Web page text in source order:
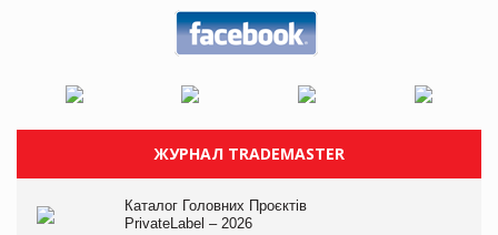
ЖУРНАЛ TRADEMASTER
Каталог Головних Проєктів
PrivateLabel – 2026